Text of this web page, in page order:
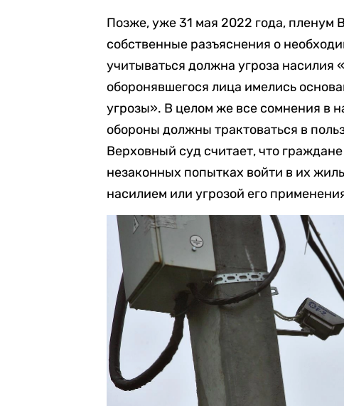
Позже, уже 31 мая 2022 года, пленум
собственные разъяснения о
учитываться должна угроза насилия
оборонявшегося лица имелись
угрозы». В целом же все сомнения в
обороны должны трактоваться в
Верховный суд считает, что
незаконных попытках войти в их
насилием или угрозой его